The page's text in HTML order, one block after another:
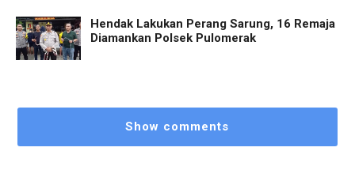
Hendak Lakukan Perang Sarung, 16 Remaja
Diamankan Polsek Pulomerak
Show comments